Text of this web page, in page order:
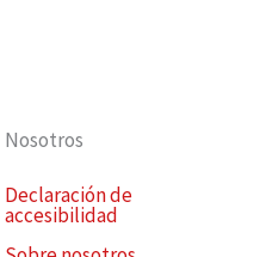
Nosotros
Declaración de
accesibilidad